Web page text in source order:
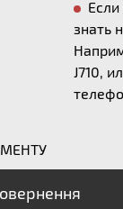
знать
J710,